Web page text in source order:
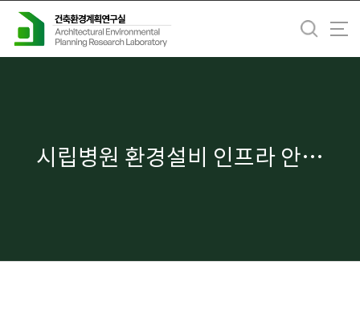
시립병원 환경설비 인프라 안전성 확보를 위한 종합운영관리 기본방향 수립